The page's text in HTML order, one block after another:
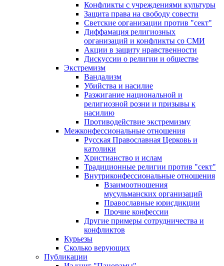
Конфликты с учреждениями культуры
Защита права на свободу совести
Светские организации против "сект"
Диффамация религиозных
организаций и конфликты со СМИ
Акции в защиту нравственности
Дискуссии о религии и обществе
Экстремизм
Вандализм
Убийства и насилие
Разжигание национальной и
религиозной розни и призывы к
насилию
Противодействие экстремизму
Межконфессиональные отношения
Русская Православная Церковь и
католики
Христианство и ислам
Традиционные религии против "сект"
Внутриконфессиональные отношения
Взаимоотношения
мусульманских организаций
Православные юрисдикции
Прочие конфессии
Другие примеры сотрудничества и
конфликтов
Курьезы
Сколько верующих
Публикации